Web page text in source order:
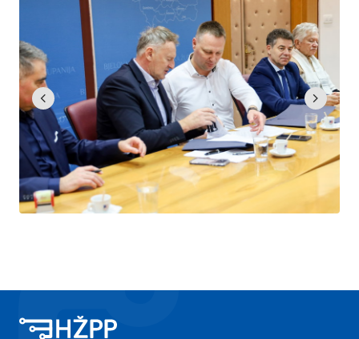
chevron_left chevron_right